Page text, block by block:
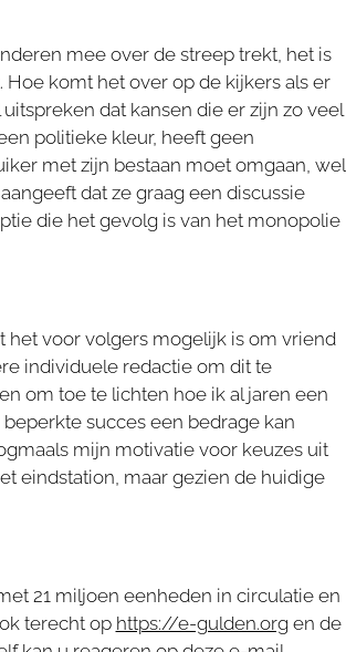
mee over de streep trekt, het is
komt het over op de kijkers als er
dat kansen die er zijn zo veel
politieke kleur, heeft geen
met zijn bestaan moet omgaan, wel
dat ze graag een discussie
die het gevolg is van het monopolie
voor volgers mogelijk is om vriend
individuele redactie om dit te
om toe te lichten hoe ik al jaren een
succes een bedrage kan
mijn motivatie voor keuzes uit
eindstation, maar gezien de huidige
21 miljoen eenheden in circulatie en
terecht op https://e-gulden.org en de